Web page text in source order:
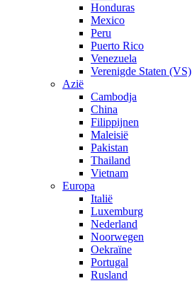
Honduras
Mexico
Peru
Puerto Rico
Venezuela
Verenigde Staten (VS)
Azië
Cambodja
China
Filippijnen
Maleisië
Pakistan
Thailand
Vietnam
Europa
Italië
Luxemburg
Nederland
Noorwegen
Oekraïne
Portugal
Rusland